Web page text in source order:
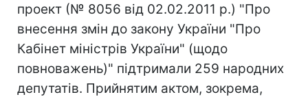
проект (№ 8056 від 02.02.2011 р.) "Про
внесення змін до закону України "Про
Кабінет міністрів України" (щодо
повноважень)" підтримали 259 народних
депутатів. Прийнятим актом, зокрема,